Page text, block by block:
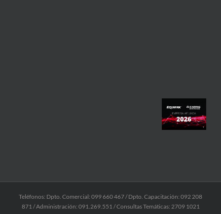
Teléfonos: Dpto. Comercial: 099 660 467 / Dpto. Capacitación: 092 208
871 / Administración: 091.269.551 / Consultas Temáticas: 2709 1021